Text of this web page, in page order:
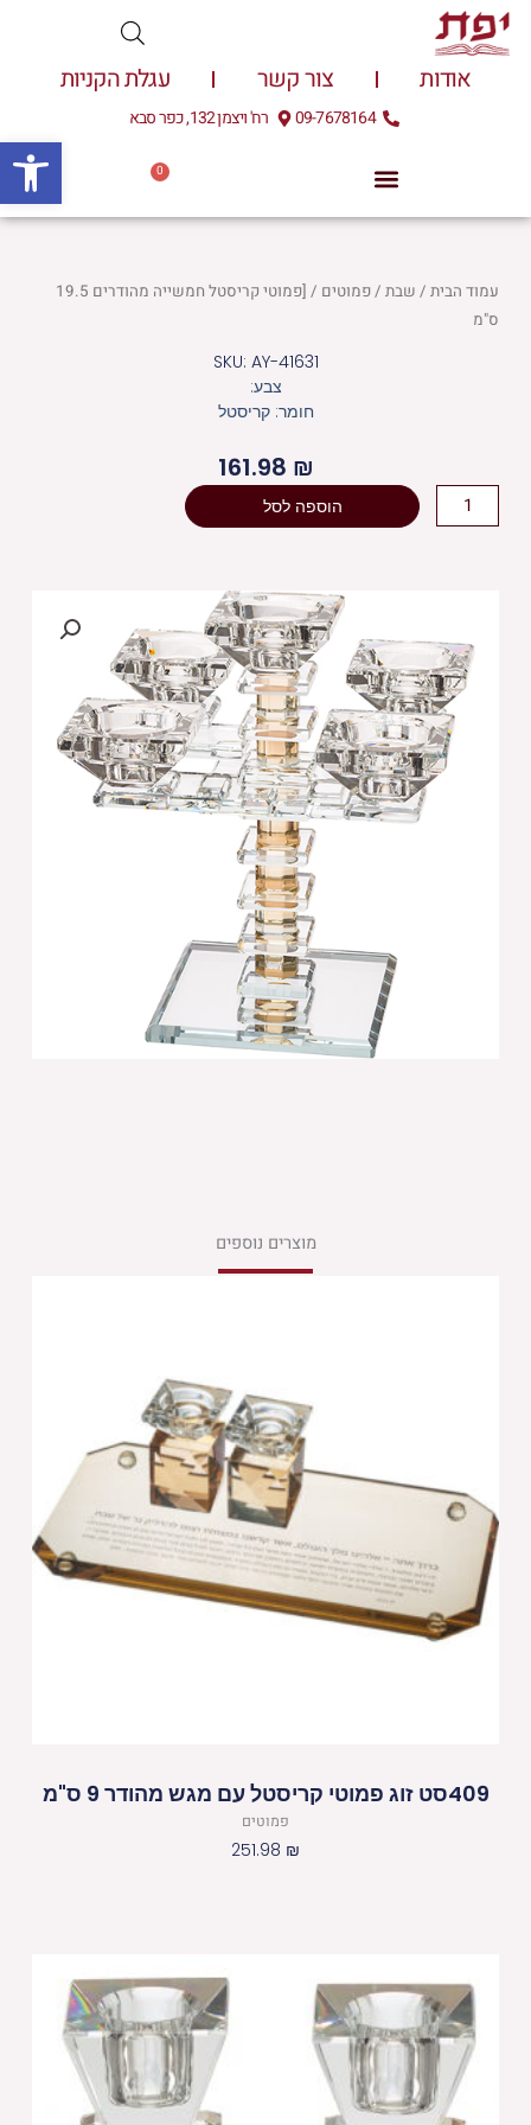
דילוג
לתוכן
אודות צור קשר עגלת הקניות
09-7678164 רח' ויצמן 132, כפר סבא
0
עגלת
עמוד הבית/ שבת/פמוטים
/ [פמוטי קריסטל חמשייה מהודרים 19.5
ס"מ
SKU: AY-41631
צבע:
חומר: קריסטל
161.98 ₪
כמות
של
מהודרים
הוספה לסל
מוצרים נוספים
409סט זוג פמוטי קריסטל עם מגש מהודר 9 ס"מ
פמוטים
251.98 ₪